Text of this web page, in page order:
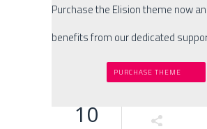
Purchase the Elision theme now
benefits from our dedicated
PURCHASE THEME
10